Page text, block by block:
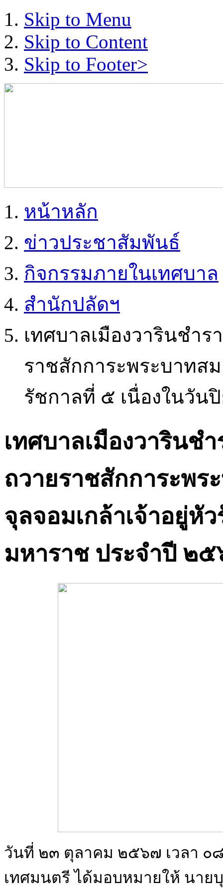
Skip to Menu
Skip to Content
Skip to Footer>
หน้าหลัก
ข่าวประชาสัมพันธ์
กิจกรรมภายในเทศบาล
สำนักปลัดฯ
เทศบาลเมืองวารินชำ
ราชสักการะพระบาทส
รัชกาลที่ ๕ เนื่องในวัน
เทศบาลเมืองวารินช
ถวายราชสักการะพร
จุลจอมเกล้าเจ้าอยู่หั
มหาราช ประจำปี ๒
วันที่ ๒๓ ตุลาคม ๒๕๖๗ เวลา ๐
เทศมนตรี ได้มอบหมายให้ นาย